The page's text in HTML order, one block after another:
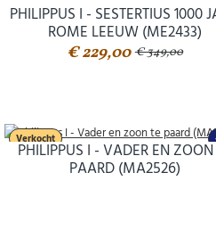
PHILIPPUS I - SESTERTIUS 1000
ROME LEEUW (ME2433)
€ 229,00 € 349,00
Verkocht
PHILIPPUS I - VADER EN ZOON
PAARD (MA2526)